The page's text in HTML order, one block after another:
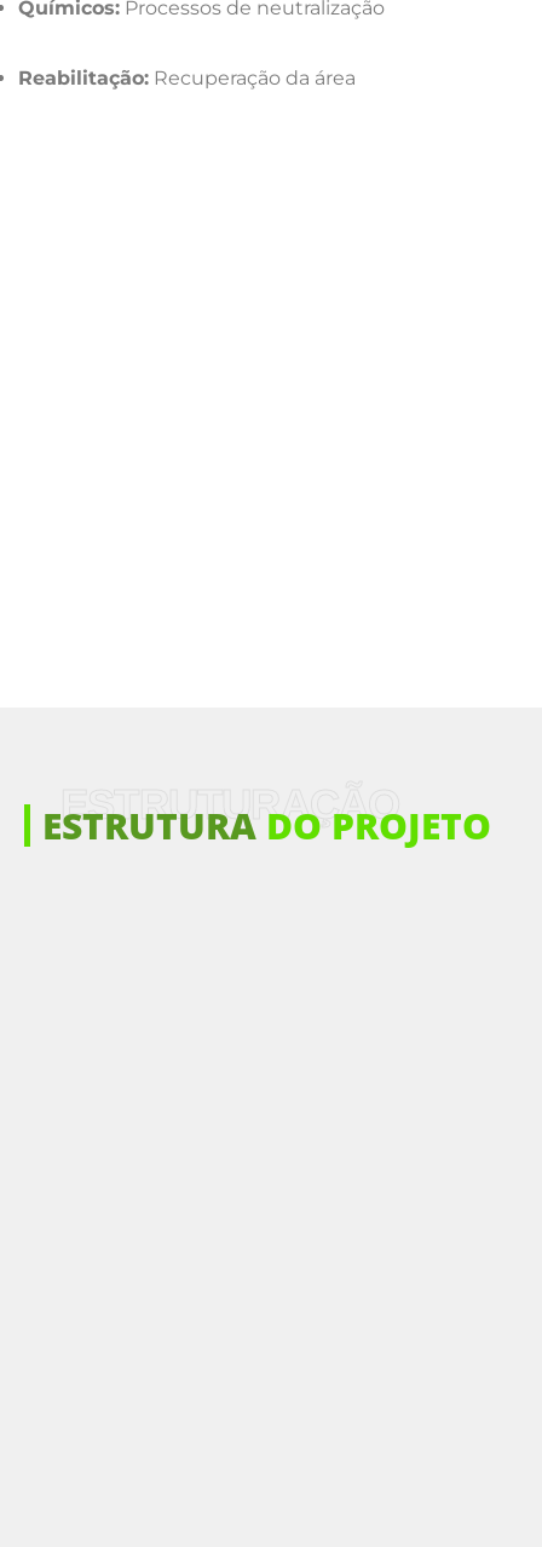
Químicos: Processos de neutralização
Reabilitação: Recuperação da área
ESTRUTURAÇÃO
ESTRUTURA DO PROJETO